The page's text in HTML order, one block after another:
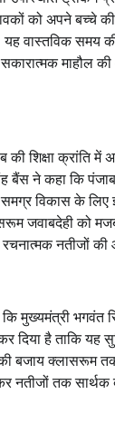
को अपने बच्चे की
यह वास्तविक समय
माहौल
की शिक्षा क्रांति में
बैंस ने कहा कि
विकास के लिए
जवाबदेही को
नतीजों की
मुख्यमंत्री भगवंत
दिया है ताकि यह
बजाय क्लासरूम
नतीजों तक सार्थक